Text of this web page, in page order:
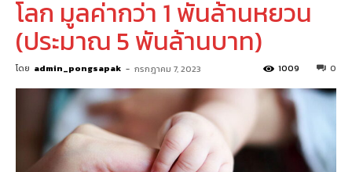
โลก มูลค่ากว่า 1 พันล้านหยวน
(ประมาณ 5 พันล้านบาท)
โดย admin_pongsapak - กรกฎาคม 7, 2023 0
1009